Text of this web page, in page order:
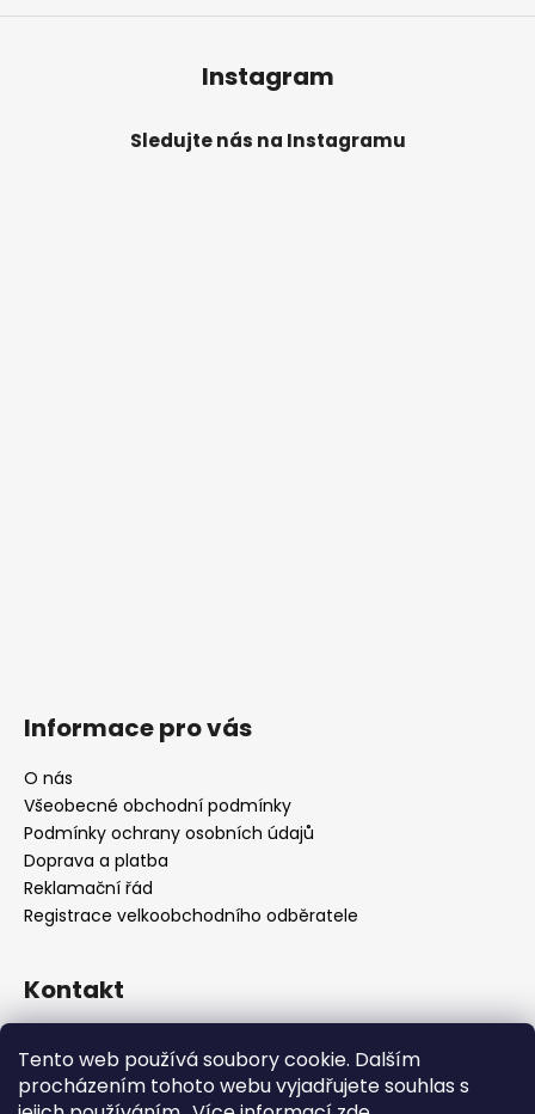
Tento web používá soubory cookie. Dalším
procházením tohoto webu vyjadřujete souhlas s
Instagram
Sledujte nás na Instagramu
Informace pro vás
O nás
Všeobecné obchodní podmínky
Podmínky ochrany osobních údajů
Doprava a platba
Reklamační řád
Registrace velkoobchodního odběratele
Kontakt
+420222744000